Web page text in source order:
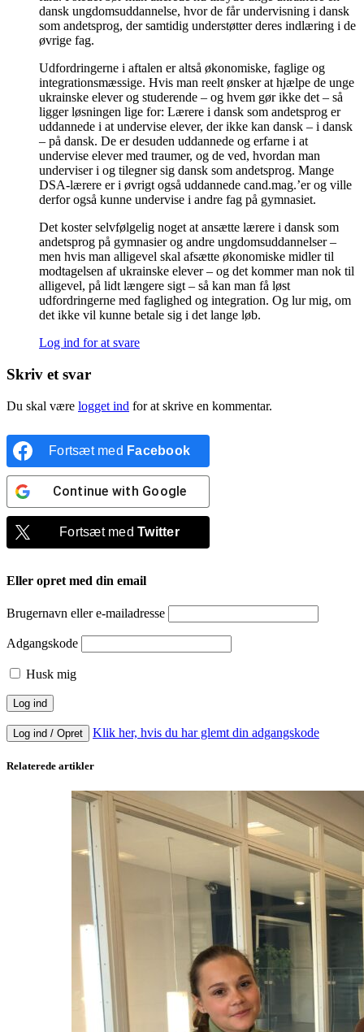
dansk ungdomsuddannelse, hvor de får undervisning i dansk
som andetsprog, der samtidig understøtter deres indlæring i de
øvrige fag.
Udfordringerne i aftalen er altså økonomiske, faglige og
integrationsmæssige. Hvis man reelt ønsker at hjælpe de unge
ukrainske elever og studerende – og hvem gør ikke det – så
ligger løsningen lige for: Lærere i dansk som andetsprog er
uddannede i at undervise elever, der ikke kan dansk – i dansk
– på dansk. De er desuden uddannede og erfarne i at
undervise elever med traumer, og de ved, hvordan man
underviser i og tilegner sig dansk som andetsprog. Mange
DSA-lærere er i øvrigt også uddannede cand.mag.’er og ville
derfor også kunne undervise i andre fag på gymnasiet.
Det koster selvfølgelig noget at ansætte lærere i dansk som
andetsprog på gymnasier og andre ungdomsuddannelser –
men hvis man alligevel skal afsætte økonomiske midler til
modtagelsen af ukrainske elever – og det kommer man nok til
alligevel, på lidt længere sigt – så kan man få løst
udfordringerne med faglighed og integration. Og lur mig, om
det ikke vil kunne betale sig i det lange løb.
Log ind for at svare
Skriv et svar
Du skal være logget ind for at skrive en kommentar.
Fortsæt med Facebook
Continue with Google
Fortsæt medTwitter
Eller opret med din email
Brugernavn eller e-mailadresse
Adgangskode
Husk mig
Log ind / Opret Klik her, hvis du har glemt din adgangskode
Relaterede artikler